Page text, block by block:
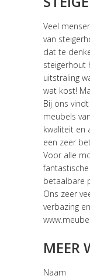
Veel
van
dat te
steigerhout
uitstraling
wat kost!
Bij ons
meubels
kwaliteit en
een zeer
Voor alle
betaalbare
Ons zeer
verbazing
MEER
Naam